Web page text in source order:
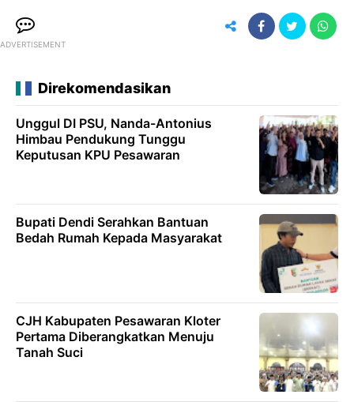
ADVERTISEMENT
Direkomendasikan
Unggul DI PSU, Nanda-Antonius
Himbau Pendukung Tunggu
Keputusan KPU Pesawaran
Bupati Dendi Serahkan Bantuan
Bedah Rumah Kepada Masyarakat
CJH Kabupaten Pesawaran Kloter
Pertama Diberangkatkan Menuju
Tanah Suci